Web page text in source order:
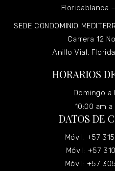
Floridablanca
SEDE CONDOMINIO
Carrera 12
Anillo Vial.
HORARIOS
Domingo a
10:00 am
DATOS DE
Móvil: +57
Móvil: +57
Móvil: +57